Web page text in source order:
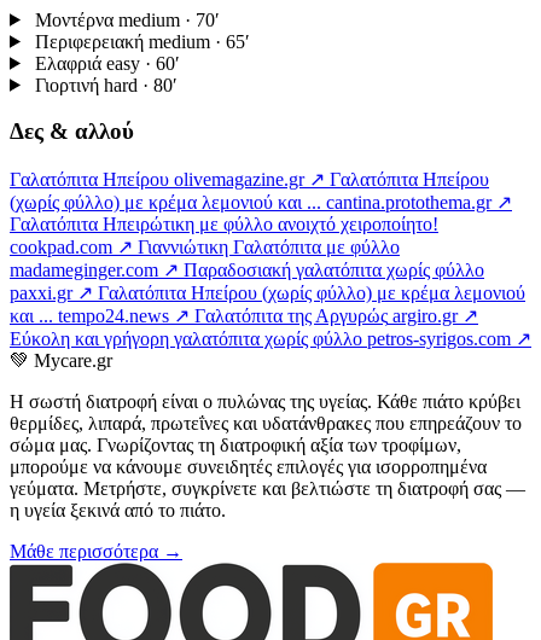
Μοντέρνα medium · 70′
Περιφερειακή medium · 65′
Ελαφριά easy · 60′
Γιορτινή hard · 80′
Δες & αλλού
Γαλατόπιτα Ηπείρου olivemagazine.gr ↗ Γαλατόπιτα Ηπείρου
(χωρίς φύλλο) με κρέμα λεμονιού και ... cantina.protothema.gr ↗
Γαλατόπιτα Ηπειρώτικη με φύλλο ανοιχτό χειροποίητο!
cookpad.com ↗ Γιαννιώτικη Γαλατόπιτα με φύλλο
madameginger.com ↗ Παραδοσιακή γαλατόπιτα χωρίς φύλλο
paxxi.gr ↗ Γαλατόπιτα Ηπείρου (χωρίς φύλλο) με κρέμα λεμονιού
και ... tempo24.news ↗ Γαλατόπιτα της Αργυρώς argiro.gr ↗
Εύκολη και γρήγορη γαλατόπιτα χωρίς φύλλο petros-syrigos.com ↗
💚 Mycare.gr
Η σωστή διατροφή είναι ο πυλώνας της υγείας. Κάθε πιάτο κρύβει
θερμίδες, λιπαρά, πρωτεΐνες και υδατάνθρακες που επηρεάζουν το
σώμα μας. Γνωρίζοντας τη διατροφική αξία των τροφίμων,
μπορούμε να κάνουμε συνειδητές επιλογές για ισορροπημένα
γεύματα. Μετρήστε, συγκρίνετε και βελτιώστε τη διατροφή σας —
η υγεία ξεκινά από το πιάτο.
Μάθε περισσότερα →